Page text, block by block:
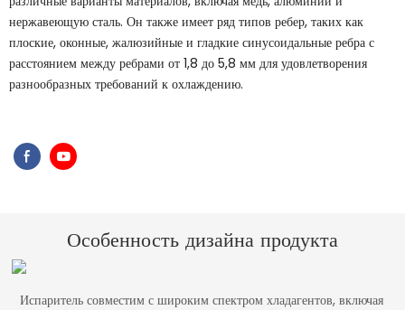
нержавеющую сталь. Он также имеет ряд типов ребер, таких как
плоские, оконные, жалюзийные и гладкие синусоидальные ребра с
расстоянием между ребрами от 1,8 до 5,8 мм для удовлетворения
разнообразных требований к охлаждению.
Особенность дизайна продукта
Испаритель совместим с широким спектром хладагентов, включая